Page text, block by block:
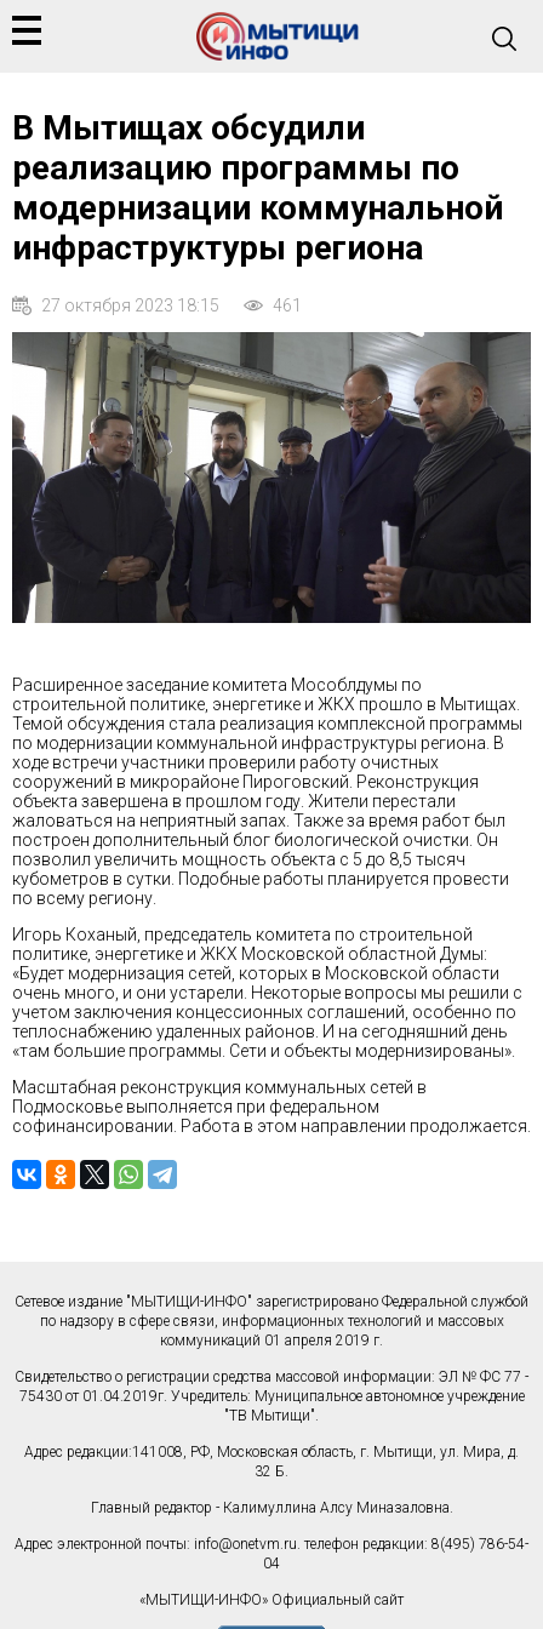
В Мытищах обсудили
реализацию программы по
модернизации коммунальной
инфраструктуры региона
27 октября 2023 18:15 461
Расширенное заседание комитета Мособлдумы по
строительной политике, энергетике и ЖКХ прошло в Мытищах.
Темой обсуждения стала реализация комплексной программы
по модернизации коммунальной инфраструктуры региона. В
ходе встречи участники проверили работу очистных
сооружений в микрорайоне Пироговский. Реконструкция
объекта завершена в прошлом году. Жители перестали
жаловаться на неприятный запах. Также за время работ был
построен дополнительный блог биологической очистки. Он
позволил увеличить мощность объекта с 5 до 8,5 тысяч
кубометров в сутки. Подобные работы планируется провести
по всему региону.
Игорь Коханый, председатель комитета по строительной
политике, энергетике и ЖКХ Московской областной Думы:
«Будет модернизация сетей, которых в Московской области
очень много, и они устарели. Некоторые вопросы мы решили с
учетом заключения концессионных соглашений, особенно по
теплоснабжению удаленных районов. И на сегодняшний день
«там большие программы. Сети и объекты модернизированы».
Масштабная реконструкция коммунальных сетей в
Подмосковье выполняется при федеральном
софинансировании. Работа в этом направлении продолжается.
Сетевое издание "МЫТИЩИ-ИНФО" зарегистрировано Федеральной службой
по надзору в сфере связи, информационных технологий и массовых
коммуникаций 01 апреля 2019 г.
Свидетельство о регистрации средства массовой информации: ЭЛ № ФС 77 -
75430 от 01.04.2019г. Учредитель: Муниципальное автономное учреждение
"ТВ Мытищи".
Адрес редакции:141008, РФ, Московская область, г. Мытищи, ул. Мира, д.
32 Б.
Главный редактор - Калимуллина Алсу Миназаловна.
Адрес электронной почты: info@onetvm.ru. телефон редакции: 8(495) 786-54-
04
«МЫТИЩИ-ИНФО» Официальный сайт